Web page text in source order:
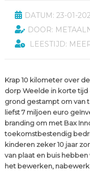
DATUM: 23-01-
DOOR:
LEESTIJD:
Krap 10 kilometer over
dorp Weelde in korte
grond gestampt om van
liefst 7 miljoen euro
branding om met Bax
toekomstbestendig
kinderen zeker 10 jaar
van plaat en buis
het bewerken,